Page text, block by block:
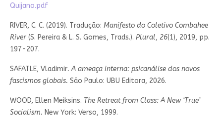
Quijano.pdf
RIVER, C. C. (2019). Tradução: Manifesto do Coletivo Combahee
River(S. Pereira & L. S. Gomes, Trads.). Plural, 26(1), 2019, pp.
197-207.
SAFATLE, Vladimir. A ameaça interna: psicanálise dos novos
fascismos globais. São Paulo: UBU Editora, 2026.
WOOD, Ellen Meiksins. The Retreat from Class: A New ‘True’
Socialism. New York: Verso, 1999.